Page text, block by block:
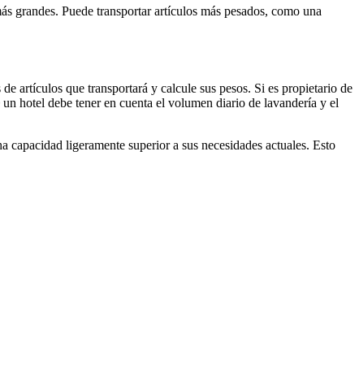
grandes. Puede transportar artículos más pesados, como una
artículos que transportará y calcule sus pesos. Si es propietario de
hotel debe tener en cuenta el volumen diario de lavandería y el
ligeramente superior a sus necesidades actuales. Esto